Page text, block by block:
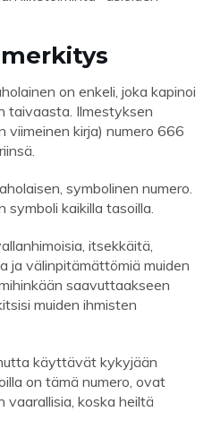
on enkeli, joka kapinoi
taivaasta. Ilmestyksen
viimeinen kirja) numero 666
symbolinen numero.
symboli kaikilla tasoilla.
itsekkäitä,
ja välinpitämättömiä muiden
saavuttaakseen
muiden ihmisten
käyttävät kykyjään
on tämä numero, ovat
koska heiltä